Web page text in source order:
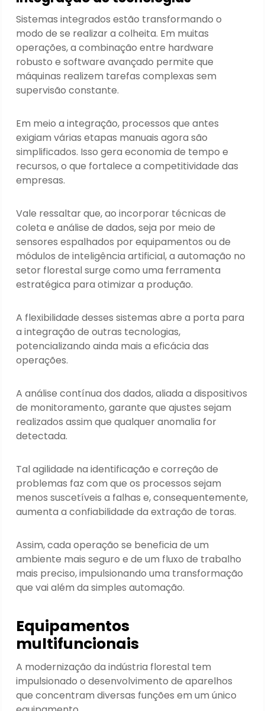
Sistemas integrados estão transformando o
modo de se realizar a colheita. Em muitas
operações, a combinação entre hardware
robusto e software avançado permite que
máquinas realizem tarefas complexas sem
supervisão constante.
Em meio a integração, processos que antes
exigiam várias etapas manuais agora são
simplificados. Isso gera economia de tempo e
recursos, o que fortalece a competitividade das
empresas.
Vale ressaltar que, ao incorporar técnicas de
coleta e análise de dados, seja por meio de
sensores espalhados por equipamentos ou de
módulos de inteligência artificial, a automação no
setor florestal surge como uma ferramenta
estratégica para otimizar a produção.
A flexibilidade desses sistemas abre a porta para
a integração de outras tecnologias,
potencializando ainda mais a eficácia das
operações.
A análise contínua dos dados, aliada a dispositivos
de monitoramento, garante que ajustes sejam
realizados assim que qualquer anomalia for
detectada.
Tal agilidade na identificação e correção de
problemas faz com que os processos sejam
menos suscetíveis a falhas e, consequentemente,
aumenta a confiabilidade da extração de toras.
Assim, cada operação se beneficia de um
ambiente mais seguro e de um fluxo de trabalho
mais preciso, impulsionando uma transformação
que vai além da simples automação.
Equipamentos
multifuncionais
A modernização da indústria florestal tem
impulsionado o desenvolvimento de aparelhos
que concentram diversas funções em um único